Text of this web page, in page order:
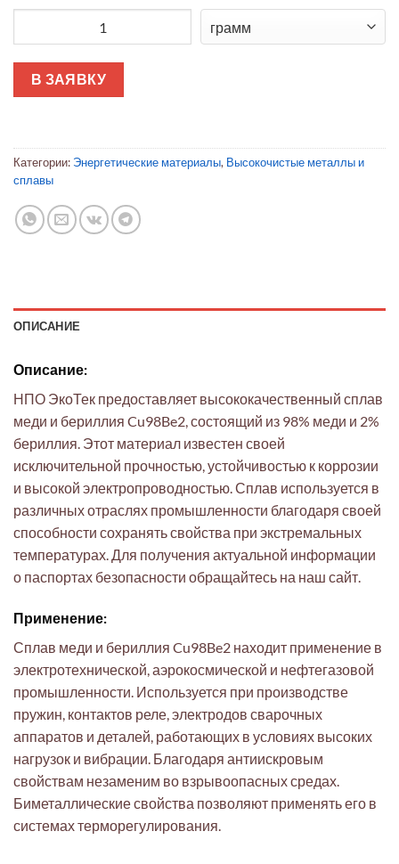
В ЗАЯВКУ
Категории: Энергетические материалы, Высокочистые металлы и
сплавы
ОПИСАНИЕ
Описание:
НПО ЭкоТек предоставляет высококачественный сплав
меди и бериллия Cu98Be2, состоящий из 98% меди и 2%
бериллия. Этот материал известен своей
исключительной прочностью, устойчивостью к коррозии
и высокой электропроводностью. Сплав используется в
различных отраслях промышленности благодаря своей
способности сохранять свойства при экстремальных
температурах. Для получения актуальной информации
о паспортах безопасности обращайтесь на наш сайт.
Применение:
Сплав меди и бериллия Cu98Be2 находит применение в
электротехнической, аэрокосмической и нефтегазовой
промышленности. Используется при производстве
пружин, контактов реле, электродов сварочных
аппаратов и деталей, работающих в условиях высоких
нагрузок и вибрации. Благодаря антиискровым
свойствам незаменим во взрывоопасных средах.
Биметаллические свойства позволяют применять его в
системах терморегулирования.